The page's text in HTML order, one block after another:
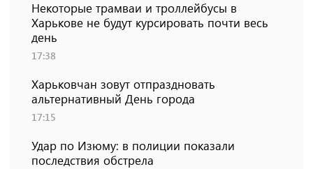
Некоторые трамваи и троллейбусы в
Харькове не будут курсировать почти весь
день
17:38
Харьковчан зовут отпраздновать
альтернативный День города
17:15
Удар по Изюму: в полиции показали
последствия обстрела